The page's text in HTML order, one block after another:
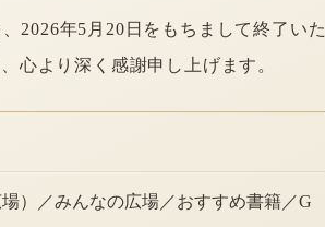
2026年5月20日をもちまして終了いた
心より深く感謝申し上げます。
）／みんなの広場／おすすめ書籍／G